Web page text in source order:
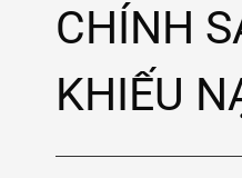
CHÍNH
KHIẾU